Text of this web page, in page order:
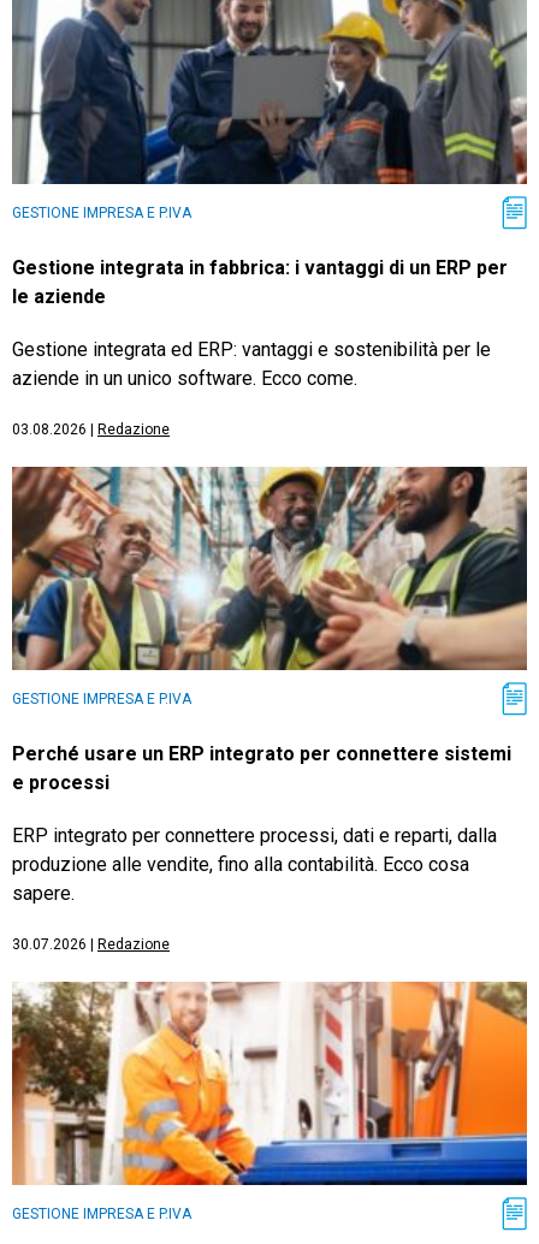
GESTIONE IMPRESA E P.IVA
Gestione integrata in fabbrica: i vantaggi di un ERP per
le aziende
Gestione integrata ed ERP: vantaggi e sostenibilità per le
aziende in un unico software. Ecco come.
03.08.2026 Redazione
GESTIONE IMPRESA E P.IVA
Perché usare un ERP integrato per connettere sistemi
e processi
ERP integrato per connettere processi, dati e reparti, dalla
produzione alle vendite, fino alla contabilità. Ecco cosa
sapere.
30.07.2026 Redazione
GESTIONE IMPRESA E P.IVA